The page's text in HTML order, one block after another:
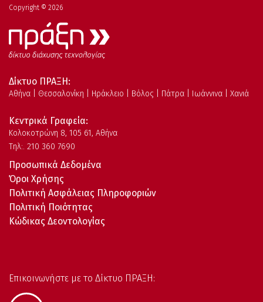
Copyright © 2026
Δίκτυο ΠΡΑΞΗ:
Αθήνα | Θεσσαλονίκη | Ηράκλειο | Βόλος | Πάτρα | Ιωάννινα | Χανιά
Κεντρικά Γραφεία:
Kολοκοτρώνη 8, 105 61, Αθήνα
Τηλ:. 210 360 7690
Προσωπικά Δεδομένα
Όροι Χρήσης
Πολιτική Ασφάλειας Πληροφοριών
Πολιτική Ποιότητας
Κώδικας Δεοντολογίας
Επικοινωνήστε με το Δίκτυο ΠΡΑΞΗ: